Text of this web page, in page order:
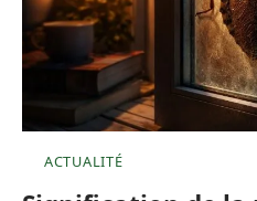
ACTUALITÉ